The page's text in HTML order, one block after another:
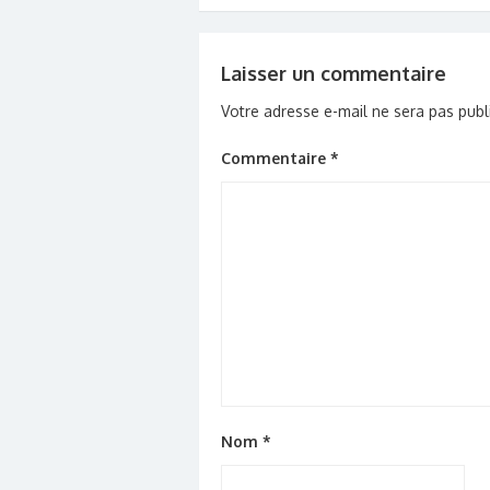
de
Laisser un commentaire
Votre adresse e-mail ne sera pas
Commentaire *
Nom *